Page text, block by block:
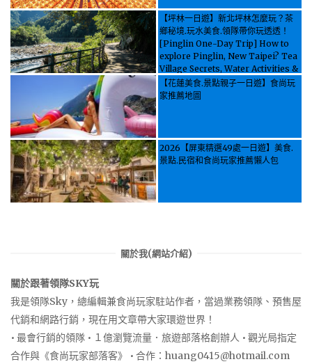
【坪林一日遊】新北坪林怎麼玩？茶
鄉秘境.玩水美食.領隊帶你玩透透！
[Pinglin One-Day Trip] How to
explore Pinglin, New Taipei? Tea
Village Secrets, Water Activities &
Food, Let the guide take you
through it all!
【花蓮美食.景點親子一日遊】食尚玩
家推薦地圖
2026【屏東精選49處一日遊】美食.
景點.民宿和食尚玩家推薦懶人包
關於我(網站介紹)
關於跟著領隊SKY玩
我是領隊Sky，總編輯兼食尚玩家駐站作者，當過業務領隊、預售屋
代銷和網路行銷，現在用文章帶大家環遊世界！
• 最會行銷的領隊 • １億瀏覽流量．旅遊部落格創辦人 • 觀光局指定
合作與《食尚玩家部落客》 • 合作： huang0415@hotmail.com